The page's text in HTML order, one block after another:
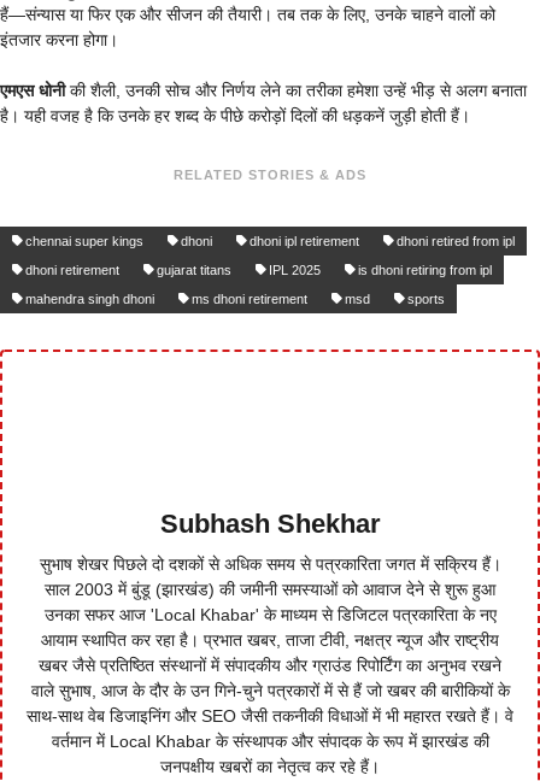
हैं—संन्यास या फिर एक और सीजन की तैयारी। तब तक के लिए, उनके चाहने वालों को
इंतजार करना होगा।
एमएस धोनीकी शैली, उनकी सोच और निर्णय लेने का तरीका हमेशा उन्हें भीड़ से अलग बनाता
है। यही वजह है कि उनके हर शब्द के पीछे करोड़ों दिलों की धड़कनें जुड़ी होती हैं।
RELATED STORIES & ADS
chennai super kings dhoni dhoni ipl retirement
dhoni retired from ipl
dhoni retirement
gujarat titans IPL 2025
is dhoni retiring from ipl
mahendra singh dhoni
ms dhoni retirement msd sports
Subhash Shekhar
सुभाष शेखर पिछले दो दशकों से अधिक समय से पत्रकारिता जगत में सक्रिय हैं।
साल 2003 में बुंडू (झारखंड) की जमीनी समस्याओं को आवाज देने से शुरू हुआ
उनका सफर आज 'Local Khabar' के माध्यम से डिजिटल पत्रकारिता के नए
आयाम स्थापित कर रहा है। प्रभात खबर, ताजा टीवी, नक्षत्र न्यूज और राष्ट्रीय
खबर जैसे प्रतिष्ठित संस्थानों में संपादकीय और ग्राउंड रिपोर्टिंग का अनुभव रखने
वाले सुभाष, आज के दौर के उन गिने-चुने पत्रकारों में से हैं जो खबर की बारीकियों के
साथ-साथ वेब डिजाइनिंग और SEO जैसी तकनीकी विधाओं में भी महारत रखते हैं। वे
वर्तमान में Local Khabar के संस्थापक और संपादक के रूप में झारखंड की
जनपक्षीय खबरों का नेतृत्व कर रहे हैं।